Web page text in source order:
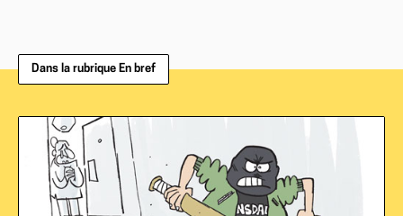
Dans la rubrique En bref